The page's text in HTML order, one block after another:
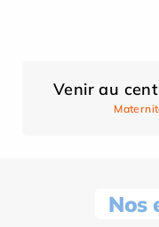
Venir au
Nos